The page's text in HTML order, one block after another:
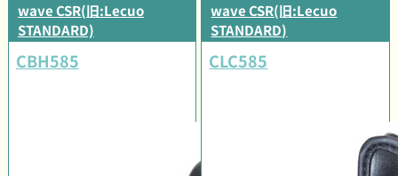
wave CSR(旧:Lecuo
STANDARD)
CBH585
wave CSR(旧:Lecuo
STANDARD)
CLC585